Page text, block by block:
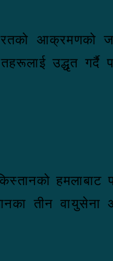
आक्रमणको
उद्धृत गर्दै
हमलाबाट
तीन वायुसेना